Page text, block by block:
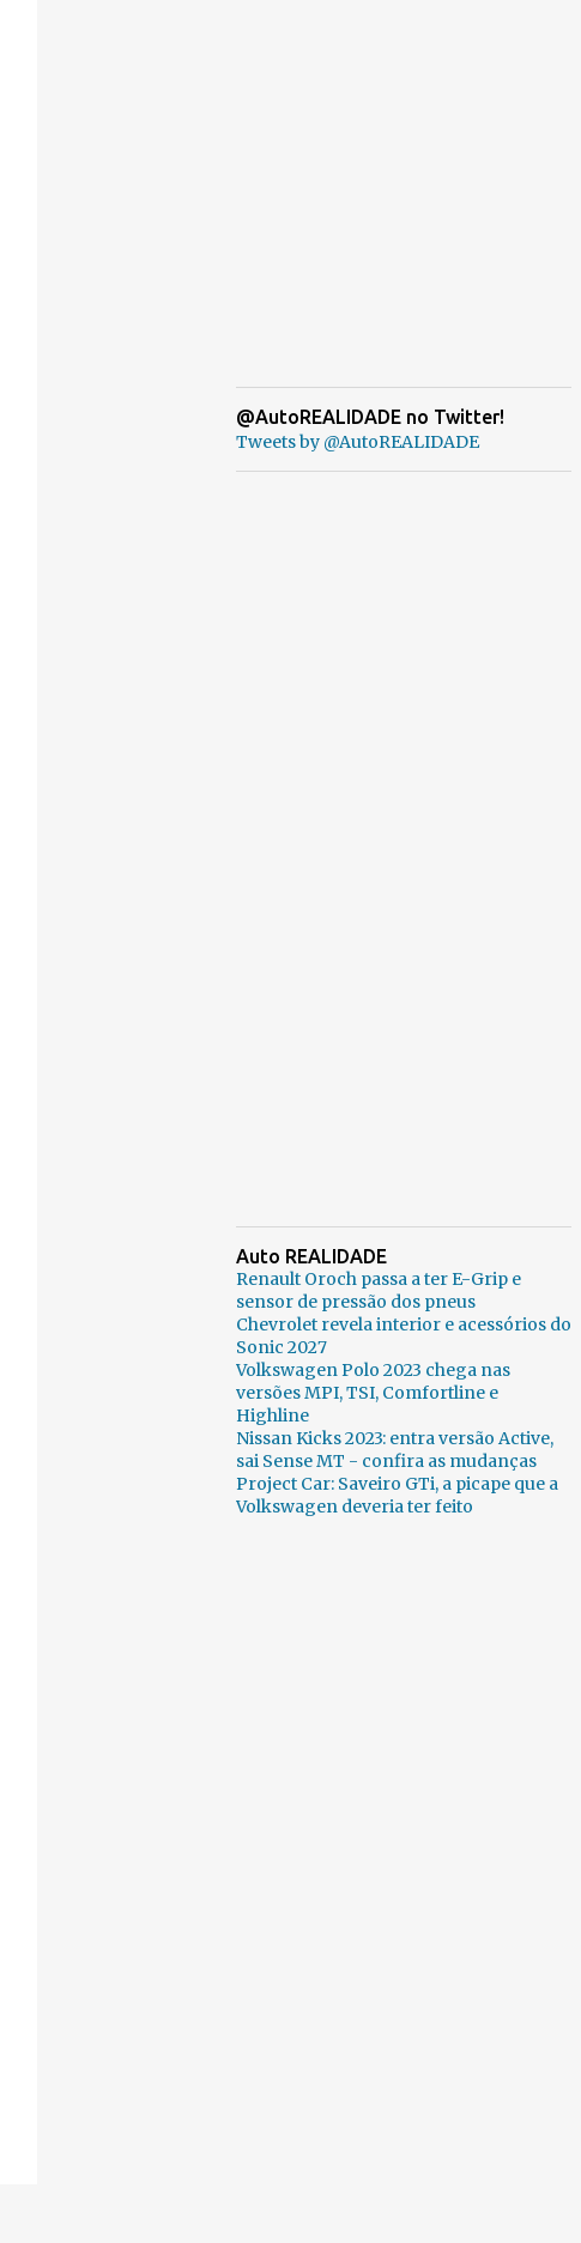
@AutoREALIDADE no Twitter!
Tweets by @AutoREALIDADE
Auto REALIDADE
Renault Oroch passa a ter E-Grip e
sensor de pressão dos pneus
Chevrolet revela interior e acessórios do
Sonic 2027
Volkswagen Polo 2023 chega nas
versões MPI, TSI, Comfortline e
Highline
Nissan Kicks 2023: entra versão Active,
sai Sense MT - confira as mudanças
Project Car: Saveiro GTi, a picape que a
Volkswagen deveria ter feito